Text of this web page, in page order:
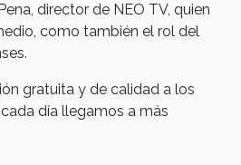
director de NEO TV, quien
como también el rol del
gratuita y de calidad a los
día llegamos a más